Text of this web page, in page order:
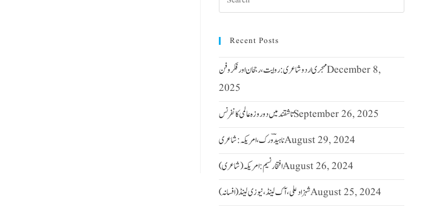
Recent Posts
مہجری اردو شاعری : روایت ، رجحان اور فکر وفنDecember 8,
2025
تاشقند میں دو روزہ عالمی کانفرنسSeptember 26, 2025
ناہیدؔ ورک،امریکہ: شاعریAugust 29, 2024
افتخار نسیم: امریکہ(شاعری)August 26, 2024
شہزاد علی،آک لینڈ ،نیوزی لینڈ(افسانہ)August 25, 2024